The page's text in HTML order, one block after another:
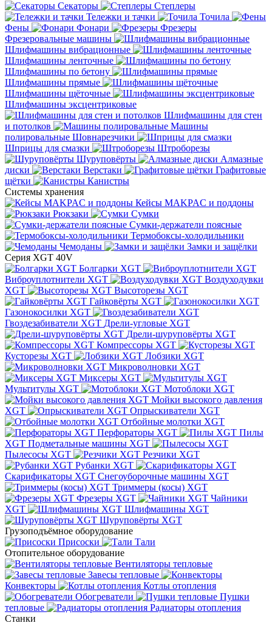
Секаторы
Степлеры
Тележки и тачки
Точила
Фены
Фонари
Фрезеры
Фрезеровальные машины
Шлифмашины вибрационные
Шлифмашины ленточные
Шлифмашины по бетону
Шлифмашины прямые
Шлифмашины щёточные
Шлифмашины эксцентриковые
Шлифмашины для стен
и потолков
Машины
полировальные Шовнарезчики
Шприцы для смазки
Штроборезы
Шуруповёрты
Алмазные
диски
Верстаки
Графитовые
щётки
Канистры
Системы хранения
Кейсы MAKPAC и поддоны
Рюкзаки
Сумки
Сумки-держатели поясные
Термобоксы-холодильники
Чемоданы
Замки и защёлки
Серия XGT 40V
Болгарки XGT
Виброуплотнители XGT
Воздуходувки
XGT
Высоторезы XGT
Гайковёрты XGT
Газонокосилки XGT
Гвоздезабиватели XGT Дрели-угловые XGT
Дрели-шуруповёрты XGT
Компрессоры XGT
Кусторезы XGT
Лобзики XGT
Микроволновки XGT
Миксеры XGT
Мультитулы XGT
Мотоблоки XGT
Мойки высокого давления
XGT
Опрыскиватели XGT
Отбойные молотки XGT
Перфораторы XGT
Пилы
XGT Подметальные машины XGT
Пылесосы XGT
Резчики XGT
Рубанки XGT
Скарификаторы XGT Cнегоуборочные машины XGT
Триммеры (косы) XGT
Фрезеры XGT
Чайники
XGT
Шлифмашины XGT
Шуруповёрты XGT
Грузоподъёмное оборудование
Присоски
Тали
Отопительное оборудование
Вентиляторы тепловые
Завесы тепловые
Конвекторы
Котлы отопления
Обогреватели
Пушки
тепловые
Радиаторы отопления
Станки